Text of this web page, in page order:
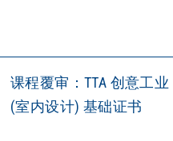
课程覆审：TTA 创意工业
(室内设计) 基础证书